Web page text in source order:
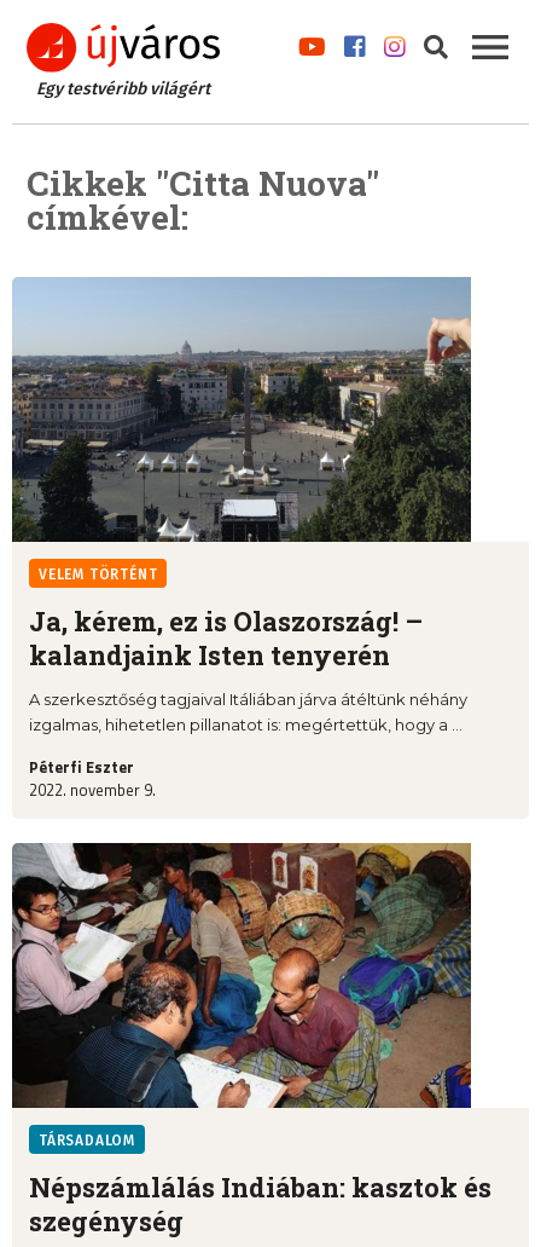
Egy testvéribb világért
Cikkek "Citta Nuova"
címkével:
VELEM TÖRTÉNT
Ja, kérem, ez is Olaszország! –
kalandjaink Isten tenyerén
A szerkesztőség tagjaival Itáliában járva átéltünk néhány
izgalmas, hihetetlen pillanatot is: megértettük, hogy a ...
Péterfi Eszter
2022. november 9.
TÁRSADALOM
Népszámlálás Indiában: kasztok és
szegénység